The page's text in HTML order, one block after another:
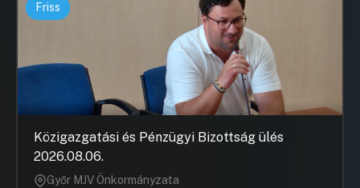
Friss
Közigazgatási és Pénzügyi Bizottság ülés
2026.08.06.
Győr MJV Önkormányzata